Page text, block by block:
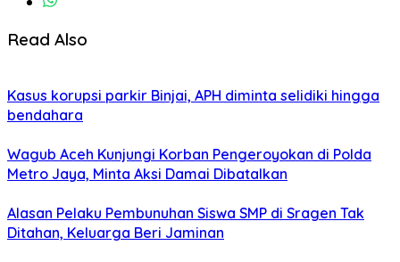
Read Also
Kasus korupsi parkir Binjai, APH diminta selidiki hingga
bendahara
Wagub Aceh Kunjungi Korban Pengeroyokan di Polda
Metro Jaya, Minta Aksi Damai Dibatalkan
Alasan Pelaku Pembunuhan Siswa SMP di Sragen Tak
Ditahan, Keluarga Beri Jaminan